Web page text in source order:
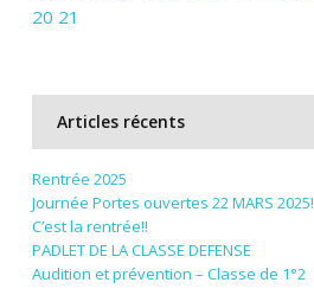
20 21
Articles récents
Rentrée 2025
Journée Portes ouvertes 22 MARS 2025!
C’est la rentrée!!
PADLET DE LA CLASSE DEFENSE
Audition et prévention – Classe de 1°2